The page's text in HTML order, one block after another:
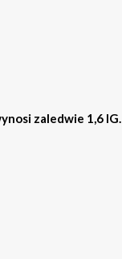
zaledwie 1,6 IG.